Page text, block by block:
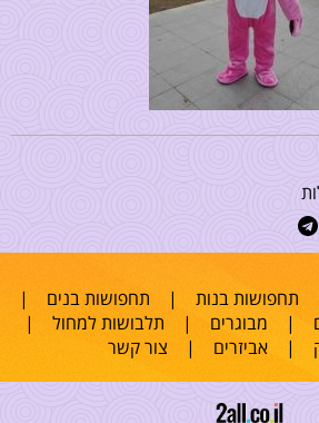
תחפושות בנות | תחפושות בנים |
| מבוגרים | תלבושות למחול |
|אביזרים | צור קשר